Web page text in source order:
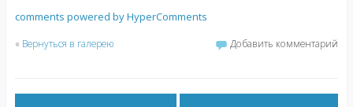
comments powered by HyperComments
« Вернуться в галерею Добавить комментарий